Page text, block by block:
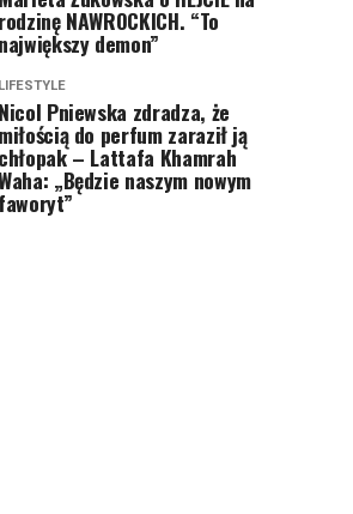
rodzinę NAWROCKICH. “To
największy demon”
LIFESTYLE
Nicol Pniewska zdradza, że
miłością do perfum zaraził ją
chłopak – Lattafa Khamrah
„Będzie naszym nowym
faworyt”